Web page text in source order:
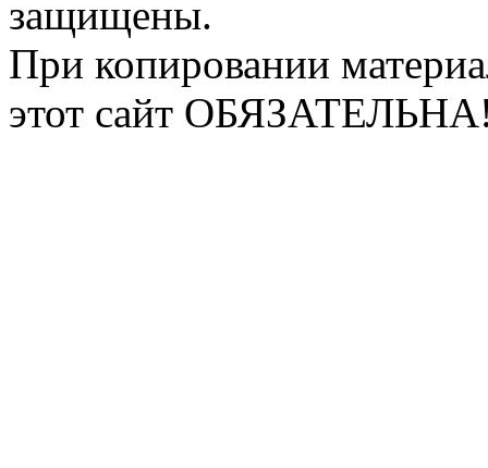
защищены.
При копировании
этот сайт